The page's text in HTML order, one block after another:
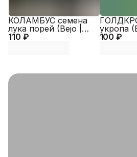
110 ₽
КОЛАМБУС семена
лука порей (Bejo |
Alexagro)
100 ₽
укропа
Alexagro)